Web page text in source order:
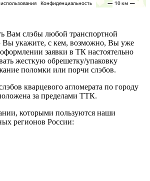
Вам слэбы любой транспортной
Вы укажите, с кем, возможно, Вы уже
заявки в ТК настоятельно
жесткую обрешетку/упаковку
поломки или порчи слэбов.
кварцевого агломерата по городу
за пределами ТТК.
которыми пользуются наши
регионов России: